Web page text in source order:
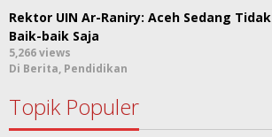
Rektor UIN Ar-Raniry: Aceh Sedang Tidak
Baik-baik Saja
5,266 views
Di Berita, Pendidikan
Topik Populer